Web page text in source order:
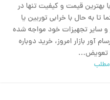
بهترین قیمت و کیفیت تنها در
تا به حال با خرابی توربین یا
و سایر تجهیزات خود مواجه شده
آور بازار امروز، خرید دوباره
تعویض...
مطلب